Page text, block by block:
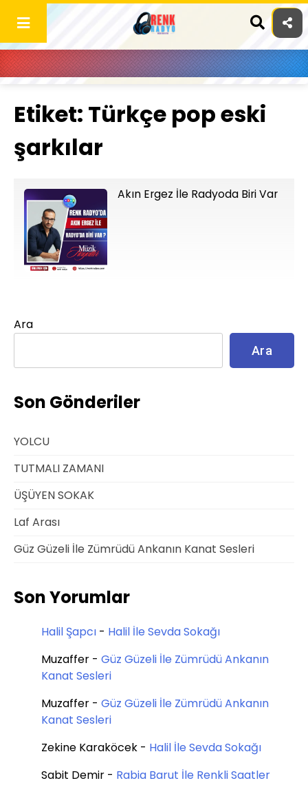
content
Etiket: Türkçe pop eski
şarkılar
Akın Ergez İle Radyoda Biri Var
Ara
Ara
Son Gönderiler
YOLCU
TUTMALI ZAMANI
ÜŞÜYEN SOKAK
Laf Arası
Güz Güzeli İle Zümrüdü Ankanın Kanat Sesleri
Son Yorumlar
Halil Şapcı - Halil İle Sevda Sokağı
Muzaffer - Güz Güzeli İle Zümrüdü Ankanın
Kanat Sesleri
Muzaffer - Güz Güzeli İle Zümrüdü Ankanın
Kanat Sesleri
Zekine Karaköcek - Halil İle Sevda Sokağı
Sabit Demir - Rabia Barut İle Renkli Saatler